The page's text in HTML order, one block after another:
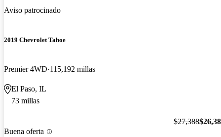
Aviso patrocinado
2019 Chevrolet Tahoe
Premier 4WD 115,192 millas
El Paso, IL
73 millas
Buena oferta
$27,388